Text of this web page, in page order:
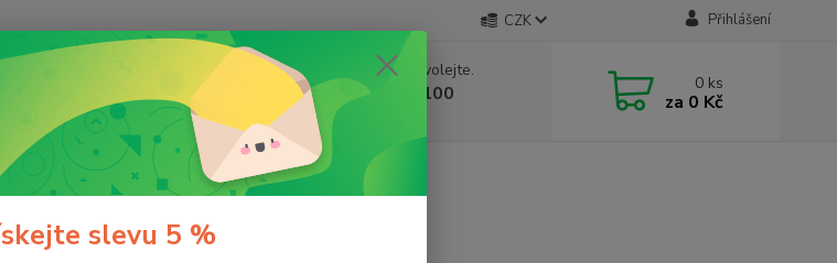
CZK Přihlášení
Nevíte si rady? Zavolejte.
+420 603 332 100
(Po-Pá, 10-17 hod.)
0 ks
za 0 Kč
Obličejové regenerační oleje Obličejový olej Monet
Monetslevu 5 %